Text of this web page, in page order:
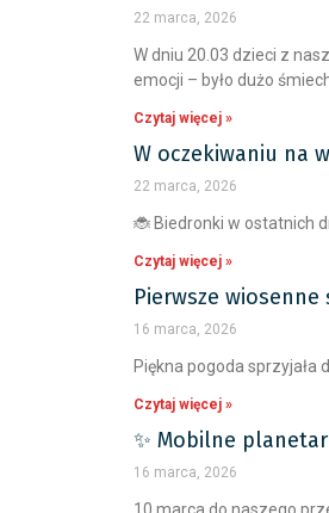
22 marca, 2026
W dniu 20.03 dzieci z
emocji – było dużo
Czytaj więcej »
W oczekiwaniu na
22 marca, 2026
🐞 Biedronki w ostatnich
Czytaj więcej »
Pierwsze
16 marca, 2026
Piękna pogoda sprzyjała
Czytaj więcej »
✨ Mobilne
16 marca, 2026